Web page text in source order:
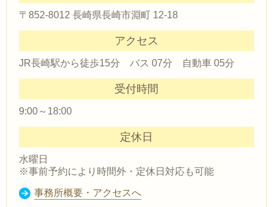
〒852-8012 長崎県長崎市淵町 12-18
アクセス
JR長崎駅から徒歩15分 バス 07分 自動車 05分
受付時間
9:00～18:00
定休日
水曜日
※事前予約により時間外・定休日対応も可能
事務所概要・アクセスへ